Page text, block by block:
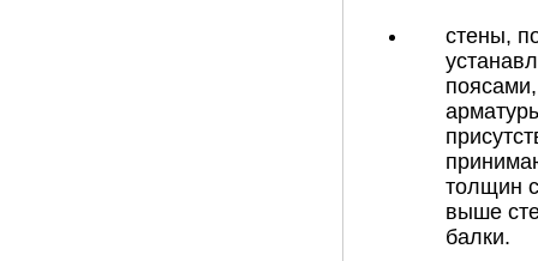
стены,
толщин
выше
балки.